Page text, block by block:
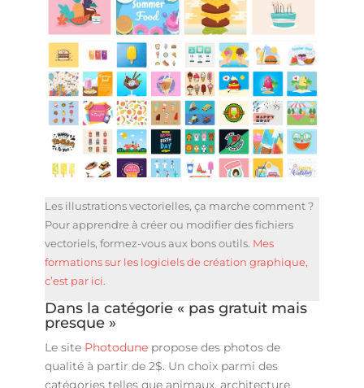
Les illustrations vectorielles, ça marche comment ?
Pour apprendre à créer ou modifier des fichiers
vectoriels, formez-vous aux bons outils. Mes
formations sur les logiciels de création graphique,
c’est par ici.
Dans la catégorie « pas gratuit mais
presque »
Le site Photodune propose des photos de
qualité à partir de 2$. Un choix parmi des
catégories telles que animaux, architecture,